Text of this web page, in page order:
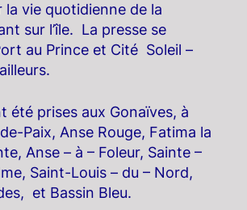
vie quotidienne de la
sur l’île. La presse se
au Prince et Cité Soleil –
été prises aux Gonaïves, à
Paix, Anse Rouge, Fatima la
Anse – à – Foleur, Sainte –
Saint-Louis – du – Nord,
et Bassin Bleu.